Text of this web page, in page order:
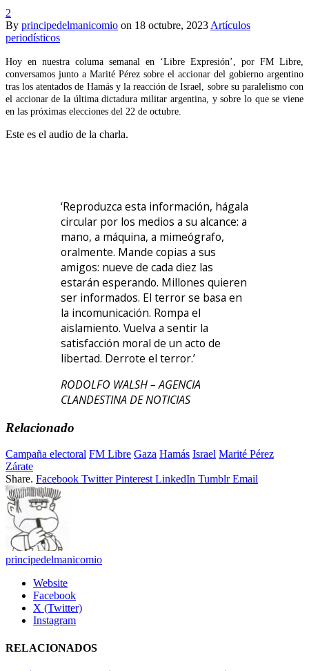
2
By principedelmanicomio on 18 octubre, 2023 Artículos
periodísticos
Hoy en nuestra columa semanal en ‘Libre Expresión’, por FM Libre,
conversamos junto a Marité Pérez sobre el accionar del gobierno argentino
tras los atentados de Hamás y la reacción de Israel, sobre su paralelismo con
el accionar de la última dictadura militar argentina, y sobre lo que se viene
en las próximas elecciones del 22 de octubre.
Este es el audio de la charla.
‘Reproduzca esta información, hágala
circular por los medios a su alcance: a
mano, a máquina, a mimeógrafo,
oralmente. Mande copias a sus
amigos: nueve de cada diez las
estarán esperando. Millones quieren
ser informados. El terror se basa en
la incomunicación. Rompa el
aislamiento. Vuelva a sentir la
satisfacción moral de un acto de
libertad. Derrote el terror.’
RODOLFO WALSH – AGENCIA
CLANDESTINA DE NOTICIAS
Relacionado
Campaña electoral FM Libre Gaza Hamás Israel Marité Pérez
Zárate
Share. Facebook Twitter Pinterest LinkedIn Tumblr Email
principedelmanicomio
Website
Facebook
X (Twitter)
Instagram
RELACIONADOS